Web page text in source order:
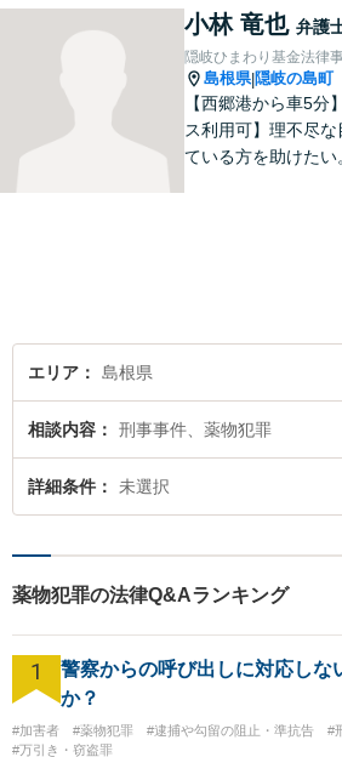
ひとりの心に寄り添
ートを心がけており
ずはお気軽にご相談
い。
小林 竜也 弁護
隠岐ひまわり基金法律
島根県|隠岐の島町
【西郷港から車5分
ス利用可】理不尽な
ている方を助けたい
エリア 島根県
相談内容 刑事事件、薬物犯罪
詳細条件 未選択
薬物犯罪の法律Q&Aランキング
1
警察からの呼び出しに対応しな
か？
#加害者 #薬物犯罪 #逮捕や勾留の阻止・準抗告 #
#万引き・窃盗罪